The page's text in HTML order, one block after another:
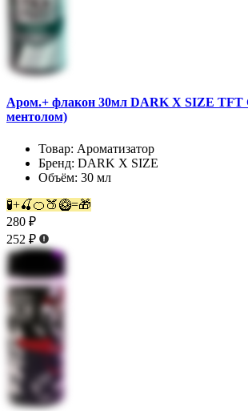
Аром.+ флакон 30мл DARK X SIZE TFT
ментолом)
Товар: Ароматизатор
Бренд: DARK X SIZE
Объём: 30 мл
🧪+🍒🍊🍑🥝=🎁
280 ₽
252 ₽